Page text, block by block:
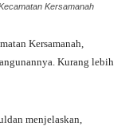
Kersamanah
Kersamanah,
Kurang lebih
menjelaskan,